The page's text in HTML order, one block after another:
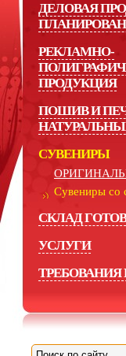
ДЕЛОВАЯ
РЕКЛАМНО-
ПРОДУКЦИЯ
ПОШИВ И
СУВЕНИРЫ
Сувениры со
СКЛАД
УСЛУГИ